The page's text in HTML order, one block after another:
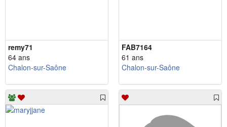
remy71
64 ans
Chalon-sur-Saône
FAB7164
61 ans
Chalon-sur-Saône